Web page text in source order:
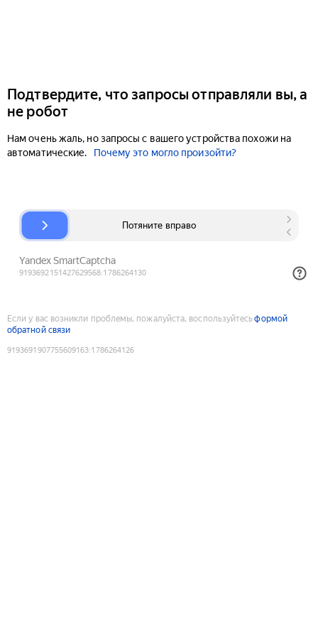
Подтвердите, что запросы отправляли вы, а
не робот
Нам очень жаль, но запросы с вашего устройства похожи на
автоматические.
Почему это могло произойти?
Если у вас возникли проблемы, пожалуйста, воспользуйтесьформой
обратной связи
9193691907755609163:1786264126